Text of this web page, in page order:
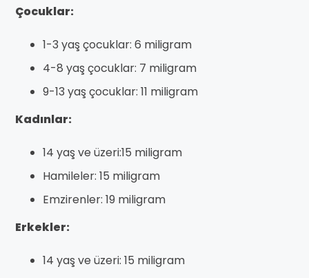
Çocuklar:
1-3 yaş çocuklar: 6 miligram
4-8 yaş çocuklar: 7 miligram
9-13 yaş çocuklar: 11 miligram
Kadınlar:
14 yaş ve üzeri:15 miligram
Hamileler: 15 miligram
Emzirenler: 19 miligram
Erkekler:
14 yaş ve üzeri: 15 miligram